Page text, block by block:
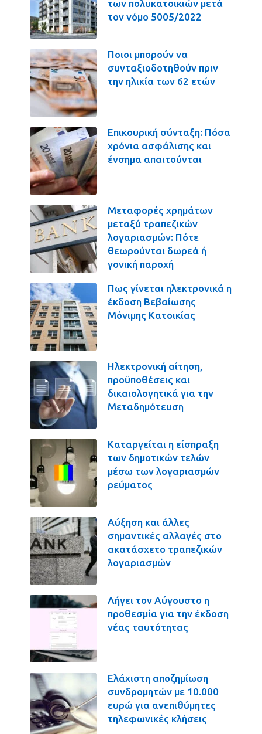
των πολυκατοικιών μετά
τον νόμο 5005/2022
Ποιοι μπορούν να
συνταξιοδοτηθούν πριν
την ηλικία των 62 ετών
Επικουρική σύνταξη: Πόσα
χρόνια ασφάλισης και
ένσημα απαιτούνται
Μεταφορές χρημάτων
μεταξύ τραπεζικών
λογαριασμών: Πότε
θεωρούνται δωρεά ή
γονική παροχή
Πως γίνεται ηλεκτρονικά η
έκδοση Βεβαίωσης
Μόνιμης Κατοικίας
Ηλεκτρονική αίτηση,
προϋποθέσεις και
δικαιολογητικά για την
Μεταδημότευση
Καταργείται η είσπραξη
των δημοτικών τελών
μέσω των λογαριασμών
ρεύματος
Αύξηση και άλλες
σημαντικές αλλαγές στο
ακατάσχετο τραπεζικών
λογαριασμών
Λήγει τον Αύγουστο η
προθεσμία για την έκδοση
νέας ταυτότητας
Ελάχιστη αποζημίωση
συνδρομητών με 10.000
ευρώ για ανεπιθύμητες
τηλεφωνικές κλήσεις